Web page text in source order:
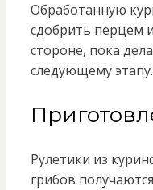
Обработанную
сдобрить перцем
стороне, пока
следующему этапу.
Рулетики из
грибов